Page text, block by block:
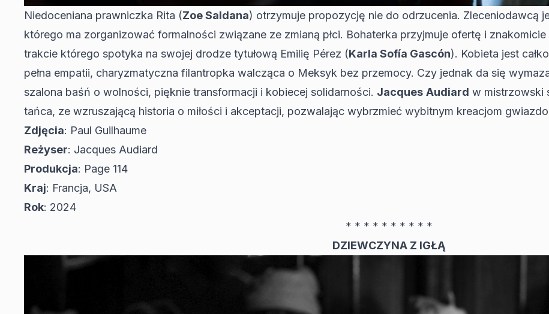
Niedoceniana prawniczka Rita (Zoe Saldana) otrzymuje propozycję nie do odrzucenia. Zleceniodawcą
którego ma zorganizować formalności związane ze zmianą płci. Bohaterka przyjmuje ofertę i
trakcie którego spotyka na swojej drodze tytułową Emilię Pérez (Karla Sofía Gascón). Kobieta jest
pełna empatii, charyzmatyczna filantropka walcząca o Meksyk bez przemocy. Czy jednak da się
szalona baśń o wolności, pięknie transformacji i kobiecej solidarności. Jacques Audiard w mistrzowski
tańca, ze wzruszającą historia o miłości i akceptacji, pozwalając wybrzmieć wybitnym kreacjom
Zdjęcia: Paul Guilhaume
Reżyser: Jacques Audiard
Produkcja: Page 114
Kraj: Francja, USA
Rok: 2024
* * * * * * * * * *
DZIEWCZYNA Z IGŁĄ